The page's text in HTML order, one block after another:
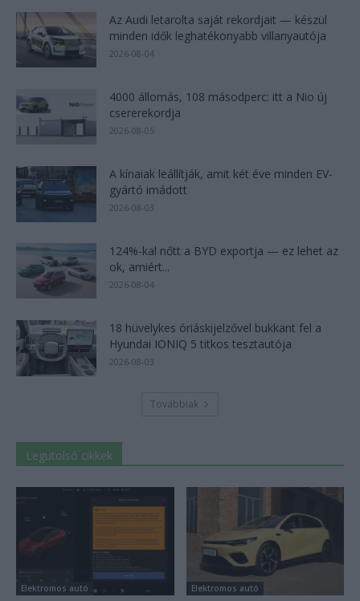
Az Audi letarolta saját rekordjait — készül
minden idők leghatékonyabb villanyautója
2026-08-04
4000 állomás, 108 másodperc: itt a Nio új
csererekordja
2026-08-05
A kínaiak leállítják, amit két éve minden EV-
gyártó imádott
2026-08-03
124%-kal nőtt a BYD exportja — ez lehet az
ok, amiért...
2026-08-04
18 hüvelykes óriáskijelzővel bukkant fel a
Hyundai IONIQ 5 titkos tesztautója
2026-08-03
Továbbiak
Legutolsó cikkek
Elektromos autó Elektromos autó